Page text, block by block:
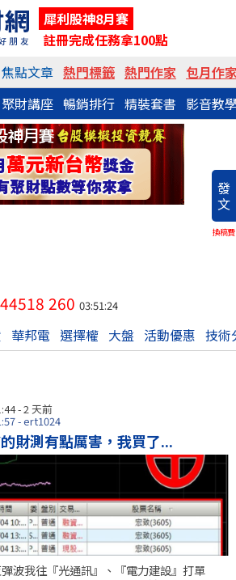
犀利股神8月賽
註冊完成任務拿100點
焦點文章 熱門標籤 熱門作家 包月作
聚財講座 暢銷排行 精裝套書 影音教
發
文
換稿費
44518 260 03:51:24
華邦電 選擇權 大盤 活動優惠 技術
- 2 天前
- ert1024
財測有點厲害，我買了...
波我往『光通訊』、『電力建設』打單